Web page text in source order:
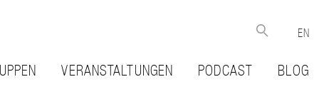
EN
VERANSTALTUNGEN PODCAST BLOG